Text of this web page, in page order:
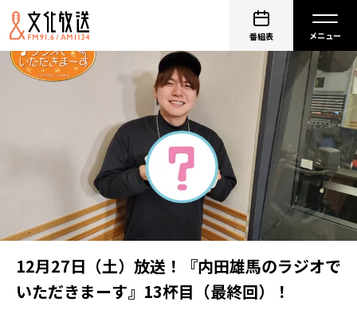
番組表
12月27日（土）放送！『内田雄馬のラジオで
いただきまーす』13杯目（最終回）！